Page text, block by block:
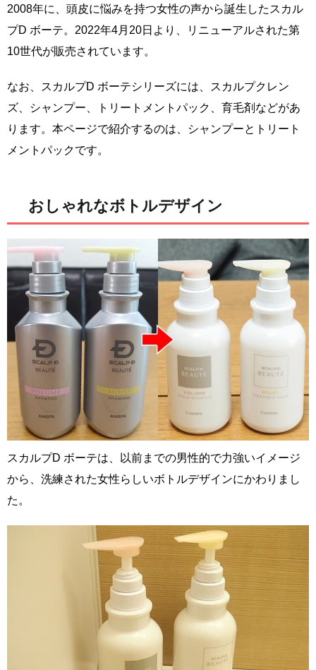
2008年に、頭皮に悩みを持つ女性の声から誕生したスカル
プD ボーテ。2022年4月20日より、リニューアルされた第
10世代が販売されています。
なお、スカルプD ボーテシリーズには、スカルプクレン
ズ、シャンプー、トリートメントパック、育毛剤などがあ
ります。本ページで紹介するのは、シャンプーとトリート
メントパックです。
おしゃれなボトルデザイン
スカルプD ボーテは、以前までの男性的で力強いイメージ
から、洗練された女性らしいボトルデザインにかわりまし
た。